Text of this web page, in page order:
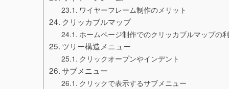
ワイヤーフレーム制作のメリット
クリッカブルマップ
ホームページ制作でのクリッカブルマップの
ツリー構造メニュー
クリックオープンやインデント
サブメニュー
クリックで表示するサブメニュー